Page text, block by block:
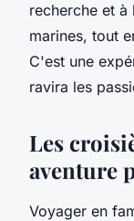
recherche et
marines, tout
C'est une
ravira les
Les
aventure
Voyager en